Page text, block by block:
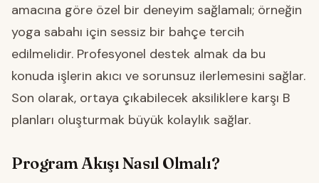
amacına göre özel bir deneyim sağlamalı; örneğin
yoga sabahı için sessiz bir bahçe tercih
edilmelidir. Profesyonel destek almak da bu
konuda işlerin akıcı ve sorunsuz ilerlemesini sağlar.
Son olarak, ortaya çıkabilecek aksiliklere karşı B
planları oluşturmak büyük kolaylık sağlar.
Program Akışı Nasıl Olmalı?